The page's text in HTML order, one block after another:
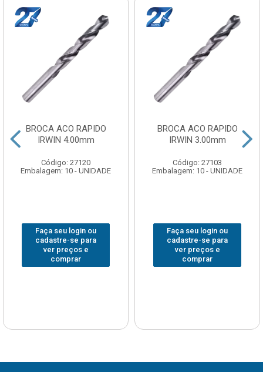
BROCA ACO RAPIDO
IRWIN 4.00mm
Código: 27120
Embalagem: 10 - UNIDADE
Faça seu login ou
cadastre-se para
ver preços e
comprar
BROCA ACO RAPIDO
IRWIN 3.00mm
Código: 27103
Embalagem: 10 - UNIDADE
Faça seu login ou
cadastre-se para
ver preços e
comprar